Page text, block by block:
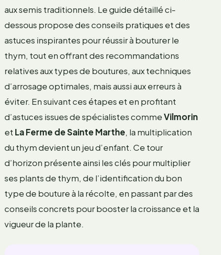
aux semis traditionnels. Le guide détaillé ci-
dessous propose des conseils pratiques et des
astuces inspirantes pour réussir à bouturer le
thym, tout en offrant des recommandations
relatives aux types de boutures, aux techniques
d’arrosage optimales, mais aussi aux erreurs à
éviter. En suivant ces étapes et en profitant
d’astuces issues de spécialistes commeVilmorin
et La Ferme de Sainte Marthe, la multiplication
du thym devient un jeu d’enfant. Ce tour
d’horizon présente ainsi les clés pour multiplier
ses plants de thym, de l’identification du bon
type de bouture à la récolte, en passant par des
conseils concrets pour booster la croissance et la
vigueur de la plante.